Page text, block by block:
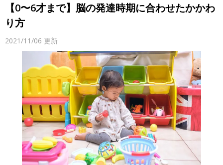
【0〜6才まで】脳の発達時期に合わせたかかわ
り方
2021/11/06 更新